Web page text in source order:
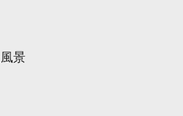
景